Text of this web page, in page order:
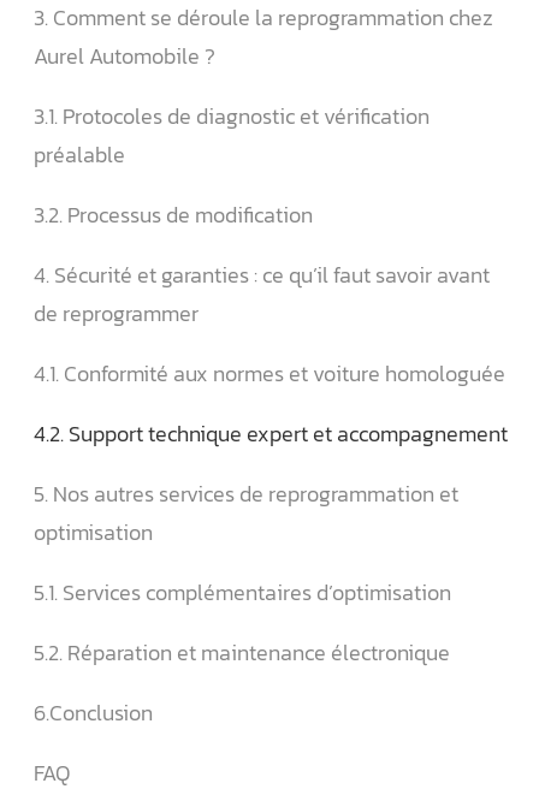
3. Comment se déroule la reprogrammation chez
Aurel Automobile ?
3.1. Protocoles de diagnostic et vérification
préalable
3.2. Processus de modification
4. Sécurité et garanties : ce qu’il faut savoir avant
de reprogrammer
4.1. Conformité aux normes et voiture homologuée
4.2. Support technique expert et accompagnement
5. Nos autres services de reprogrammation et
optimisation
5.1. Services complémentaires d’optimisation
5.2. Réparation et maintenance électronique
6.Conclusion
FAQ